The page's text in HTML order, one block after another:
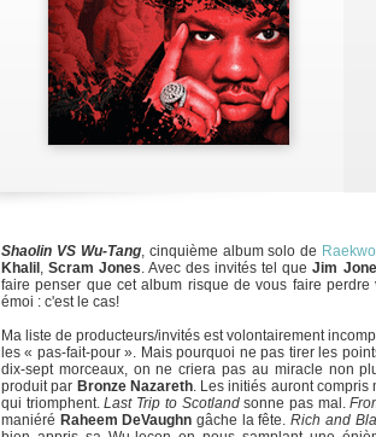
Shaolin VS Wu-Tang, cinquième album solo de
Khalil ,Scram Jones. Avec des invités tel queJim
faire penser que cet album risque de vous faire
émoi : c'est le cas!
Ma liste de producteurs/invités est volontairement
les « pas-fait-pour ». Mais pourquoi ne pas tirer les
dix-sept morceaux, on ne criera pas au miracle non
produit par Bronze Nazareth. Les initiés auront compris
qui triomphent.Last Trip to Scotlandsonne pas mal.
maniéré Raheem DeVaughn gâche la fête.Rich and